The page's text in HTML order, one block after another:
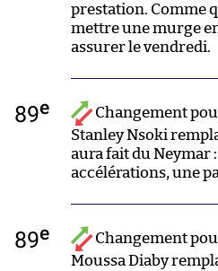
prestation. Comme
mettre une murge
assurer le vendredi.
89e
Changement
Stanley Nsoki
aura fait du Neymar
accélérations, une
89e
Changement
Moussa Diaby